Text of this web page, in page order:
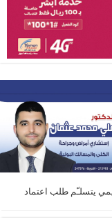
يتسلـّم طلب اعتماد